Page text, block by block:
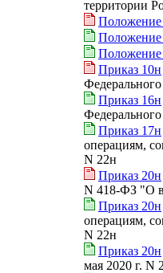
территории
Приказ 10н
Приказ 16н
Федерального
Приказ 17н
операциям,
N 22н
Приказ 20н
N 418-ФЗ "О
Приказ 20н
операциям,
N 22н
Приказ 20н
мая 2020 г. N